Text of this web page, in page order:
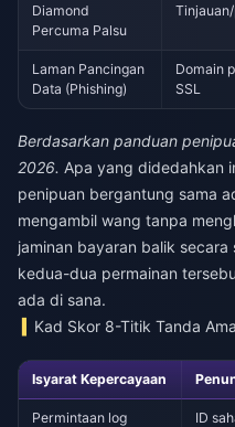
Diamond
Percuma Palsu
Laman Pancingan
Data (Phishing)
Domain
SSL
Berdasarkan panduan
2026. Apa yang didedahkan
penipuan bergantung sama
mengambil wang tanpa
jaminan bayaran balik
kedua-dua permainan
ada di sana.
Kad Skor 8-Titik Tanda
Isyarat Kepercayaan
Permintaan log
ID